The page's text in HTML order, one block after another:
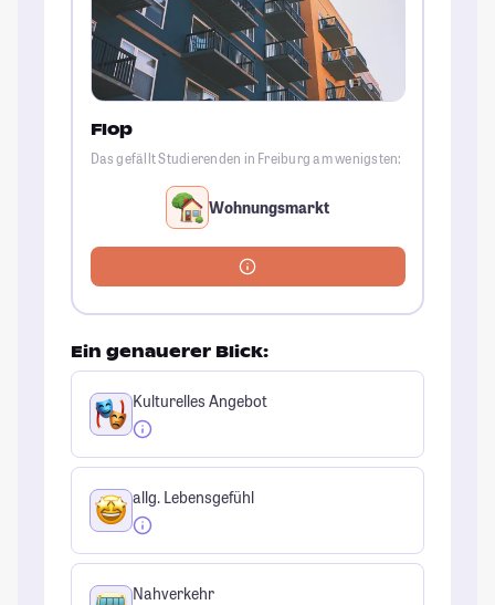
Flop
Das gefällt Studierenden in Freiburg am wenigsten:
Wohnungsmarkt
Ein genauerer Blick:
Kulturelles Angebot
allg. Lebensgefühl
Nahverkehr